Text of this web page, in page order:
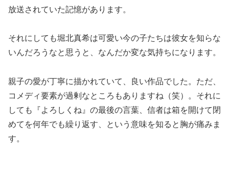
放送されていた記憶があります。
それにしても堀北真希は可愛い今の子たちは彼女を知らな
いんだろうなと思うと、なんだか変な気持ちになります。
親子の愛が丁寧に描かれていて、良い作品でした。ただ、
コメディ要素が過剰なところもありますね（笑）。それに
しても『よろしくね』の最後の言葉、信者は箱を開けて閉
めてを何年でも繰り返す、という意味を知ると胸が痛みま
す。